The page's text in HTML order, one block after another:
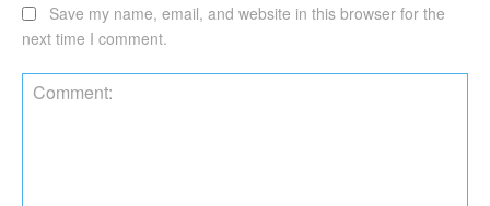
Save my name, email, and website in this browser for the
next time I comment.